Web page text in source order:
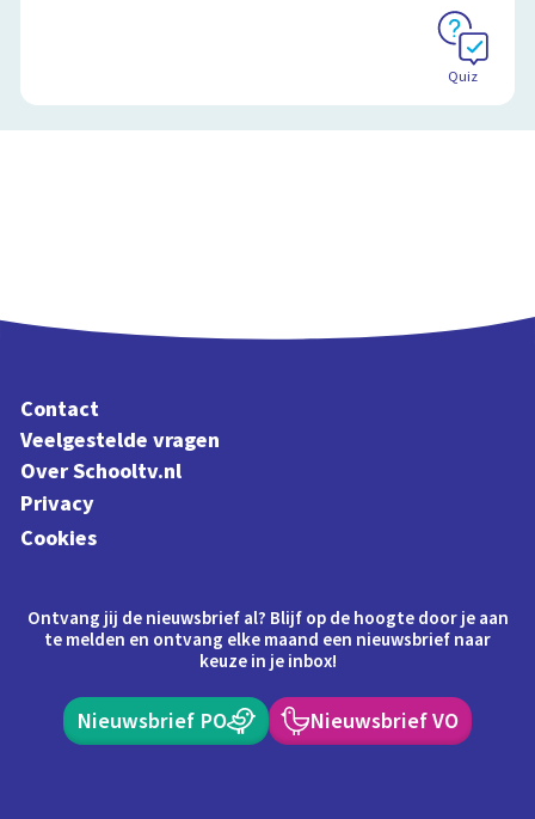
Quiz
Contact
Veelgestelde vragen
Over Schooltv.nl
Privacy
Cookies
Ontvang jij de nieuwsbrief al? Blijf op de hoogte door je aan
te melden en ontvang elke maand een nieuwsbrief naar
keuze in je inbox!
Nieuwsbrief PO Nieuwsbrief VO